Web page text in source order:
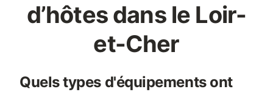
d’hôtes dans le Loir-
et-Cher
Quels types d'équipements ont